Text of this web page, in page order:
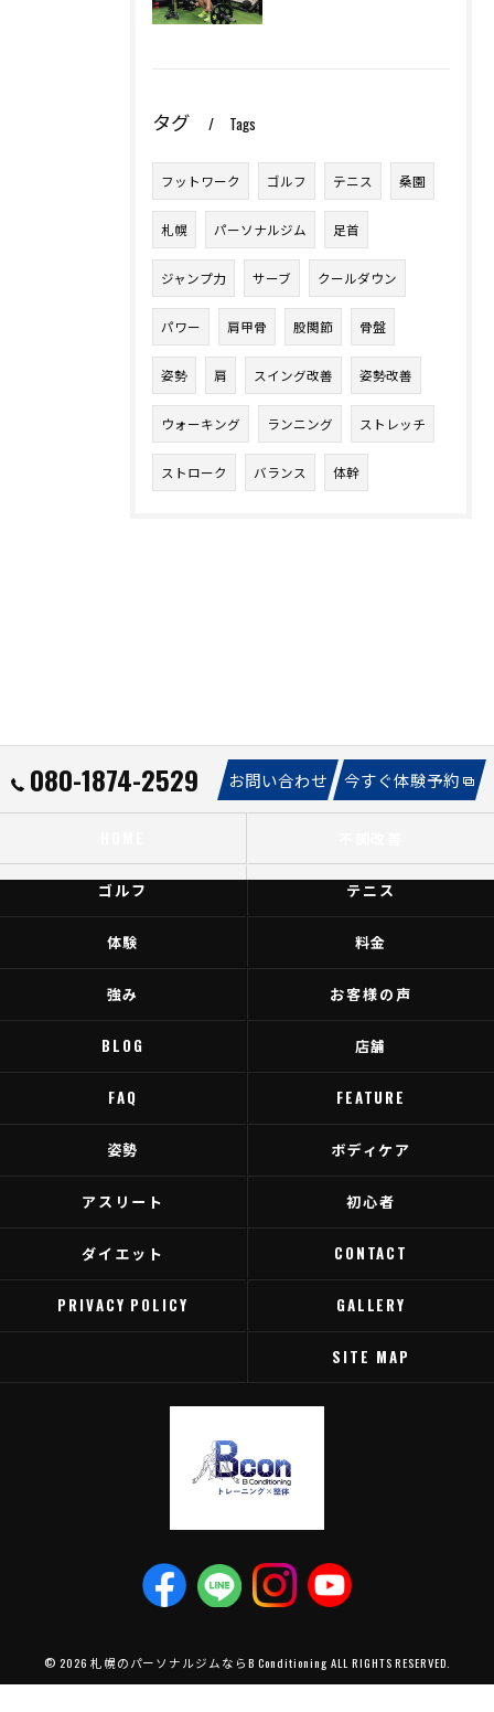
タグ Tags
フットワーク ゴルフ テニス 桑園
札幌 パーソナルジム 足首
ジャンプ力 サーブ クールダウン
パワー 肩甲骨 股関節 骨盤
姿勢 肩 スイング改善 姿勢改善
ウォーキング ランニング ストレッチ
ストローク バランス 体幹
080-1874-2529 お問い合わせ 今すぐ体験予約
ゴルフ テニス
体験 料金
強み お客様の声
BLOG 店舗
FAQ FEATURE
姿勢 ボディケア
アスリート 初心者
ダイエット CONTACT
PRIVACY POLICY GALLERY
SITE MAP
© 2026 札幌のパーソナルジムならB Conditioning ALL RIGHTS RESERVED.